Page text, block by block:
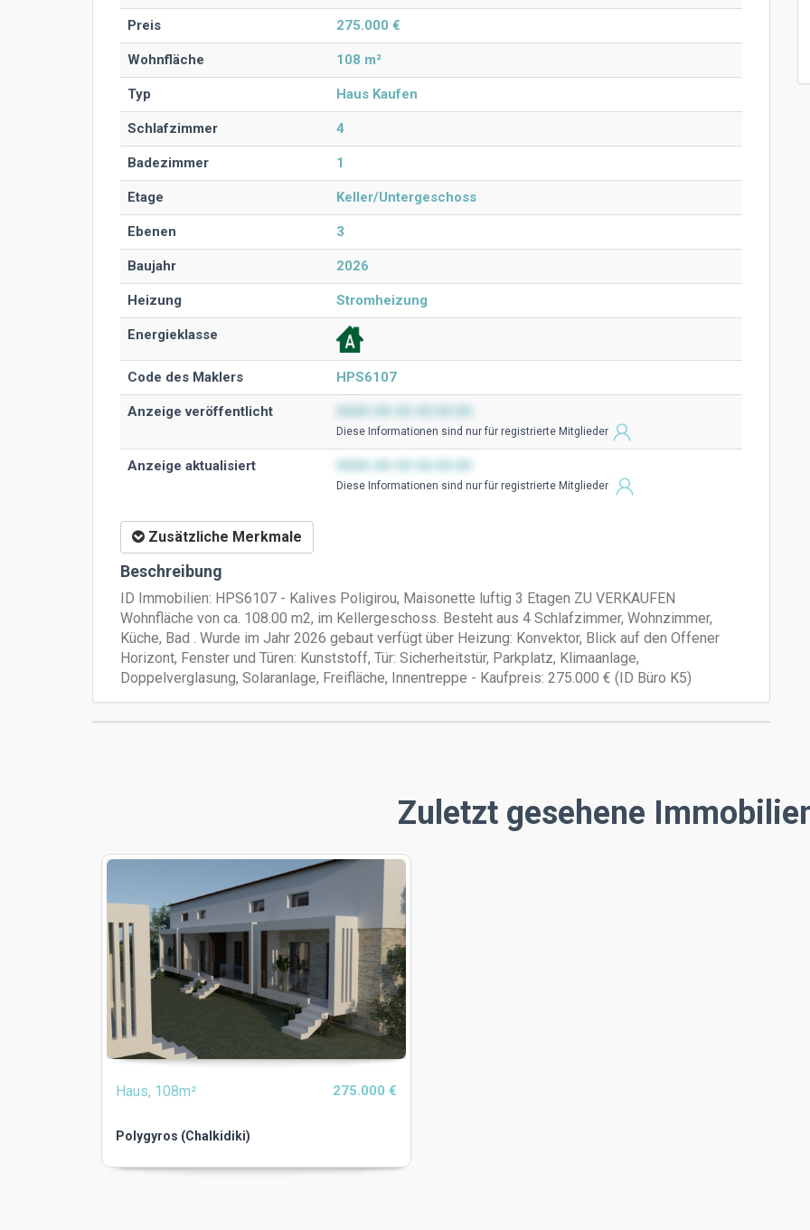
Preis 275.000 €
Wohnfläche 108 m²
Typ Haus Kaufen
Schlafzimmer 4
Badezimmer 1
Etage Keller/Untergeschoss
Ebenen 3
Baujahr 2026
Heizung Stromheizung
Energieklasse
Code des Maklers HPS6107
Anzeige veröffentlicht
Diese Ιnformationen sind nur für registrierte Mitglieder
Anzeige aktualisiert
Diese Ιnformationen sind nur für registrierte Mitglieder
Zusätzliche Merkmale
Beschreibung
ID Immobilien: HPS6107 - Kalives Poligirou, Maisonette luftig 3 Etagen ZU VERKAUFEN
Wohnfläche von ca. 108.00 m2, im Kellergeschoss. Besteht aus 4 Schlafzimmer, Wohnzimmer,
Küche, Bad . Wurde im Jahr 2026 gebaut verfügt über Heizung: Konvektor, Blick auf den Offener
Horizont, Fenster und Türen: Kunststoff, Tür: Sicherheitstür, Parkplatz, Klimaanlage,
Doppelverglasung, Solaranlage, Freifläche, Innentreppe - Kaufpreis: 275.000 € (ID Büro Κ5)
Zuletzt gesehene
Haus, 108m² 275.000 €
Polygyros (Chalkidiki)